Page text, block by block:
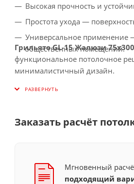
Высокая прочность и
Простота ухода —
Универсальное применение
общественных помещений.
Грильято GL-15 Жалюзи
функциональное потолочное
минималистичный дизайн.
Заказать расчёт
Мгновенный
подходящий